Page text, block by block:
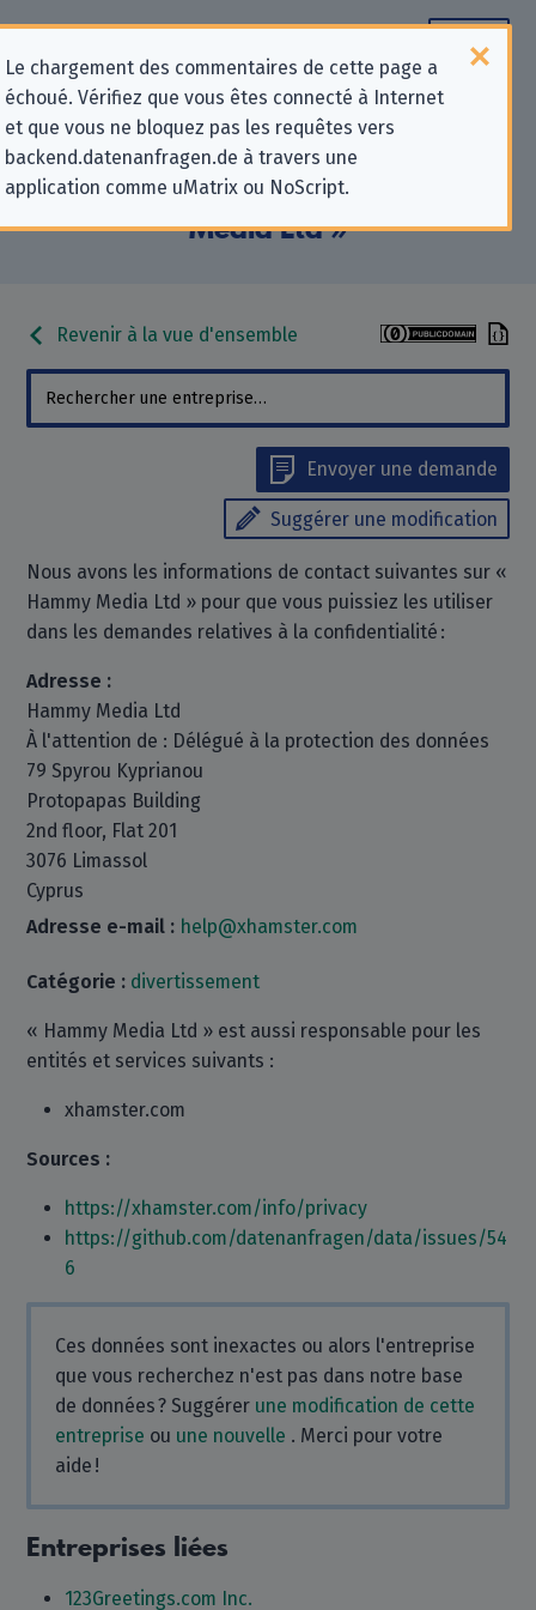
Le chargement des commentaires de cette page a
échoué. Vérifiez que vous êtes connecté à Internet
et que vous ne bloquez pas les requêtes vers
backend.datenanfragen.de à travers une
application comme uMatrix ou NoScript.
Informations de contact pour les
demandes relatives à la protection
de la vie privée pour « Hammy
Media Ltd »
Revenir à la vue d'ensemble
Envoyer une demande
Suggérer une modification
Nous avons les informations de contact suivantes sur «
Hammy Media Ltd » pour que vous puissiez les utiliser
dans les demandes relatives à la confidentialité :
Adresse :
Hammy Media Ltd
À l'attention de : Délégué à la protection des données
79 Spyrou Kyprianou
Protopapas Building
2nd floor, Flat 201
3076 Limassol
Cyprus
Adresse e-mail : help@xhamster.com
Catégorie : divertissement
« Hammy Media Ltd » est aussi responsable pour les
entités et services suivants :
xhamster.com
Sources :
https://xhamster.com/info/privacy
https://github.com/datenanfragen/data/issues/54
6
Ces données sont inexactes ou alors l'entreprise
que vous recherchez n'est pas dans notre base
de données ? Suggérer une modification de cette
entreprise ou une nouvelle . Merci pour votre
aide !
Entreprises liées
123Greetings.com Inc.